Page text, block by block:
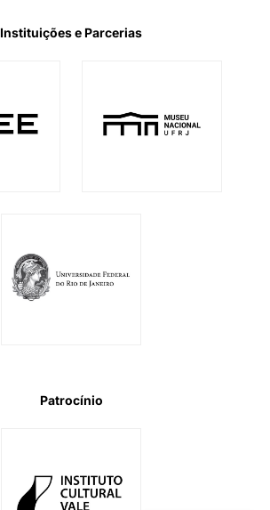
Instituições e Parcerias
Patrocínio